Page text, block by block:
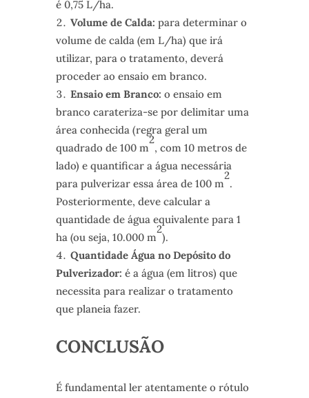
é 0,75 L/ha.
Volume de Calda: para determinar o
volume de calda (em L/ha) que irá
utilizar, para o tratamento, deverá
proceder ao ensaio em branco.
Ensaio em Branco: o ensaio em
branco carateriza-se por delimitar uma
área conhecida (regra geral um
quadrado de 100 m
2
, com 10 metros de
lado) e quantificar a água necessária
para pulverizar essa área de 100 m
2
.
Posteriormente, deve calcular a
quantidade de água equivalente para 1
ha (ou seja, 10.000 m
2
).
Quantidade Água no Depósito do
Pulverizador: é a água (em litros) que
necessita para realizar o tratamento
que planeia fazer.
CONCLUSÃO
É fundamental ler atentamente o rótulo